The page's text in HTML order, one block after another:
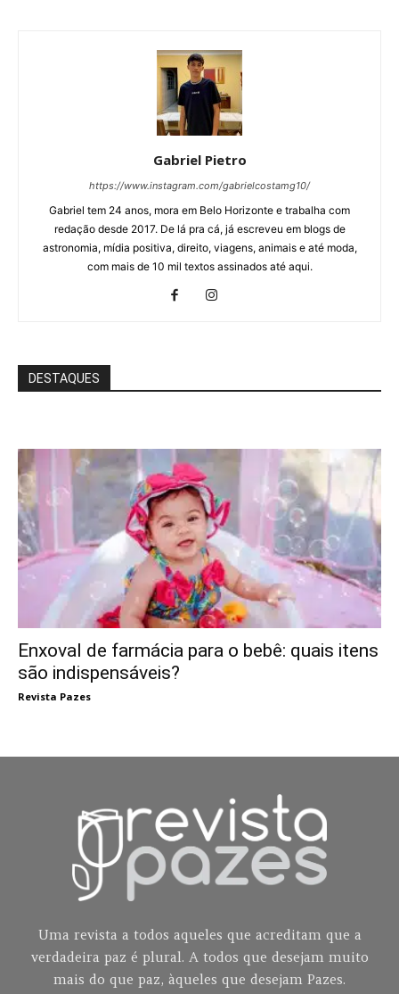
Gabriel Pietro
https://www.instagram.com/gabrielcostamg10/
Gabriel tem 24 anos, mora em Belo Horizonte e trabalha com
redação desde 2017. De lá pra cá, já escreveu em blogs de
astronomia, mídia positiva, direito, viagens, animais e até moda,
com mais de 10 mil textos assinados até aqui.
DESTAQUES
Enxoval de farmácia para o bebê: quais itens
são indispensáveis?
Revista Pazes
Uma revista a todos aqueles que acreditam que a
verdadeira paz é plural. A todos que desejam muito
mais do que paz, àqueles que desejam Pazes.